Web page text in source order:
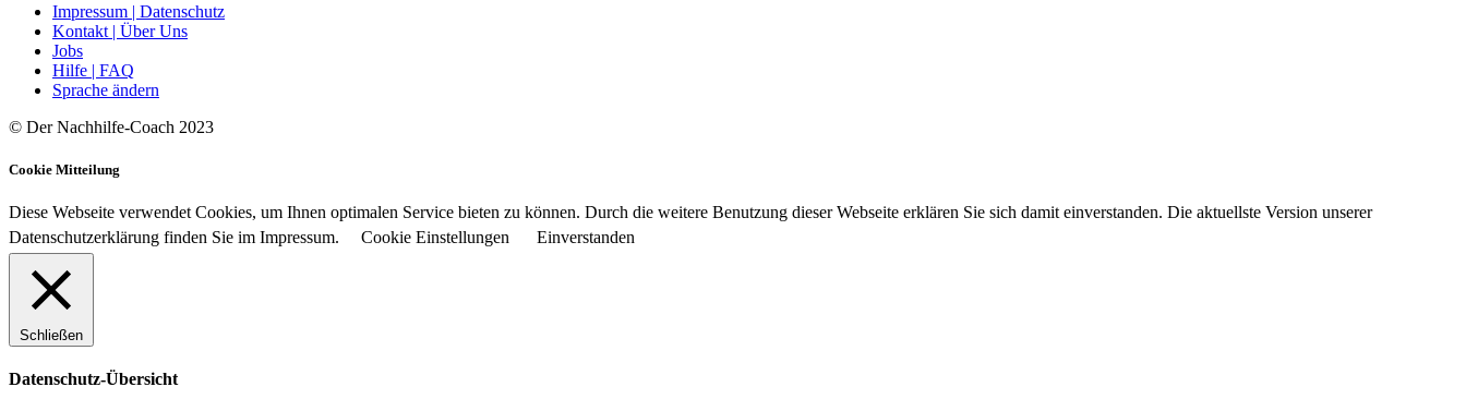
Impressum | Datenschutz
Kontakt | Über Uns
Jobs
Hilfe | FAQ
Sprache ändern
© Der Nachhilfe-Coach 2023
Cookie Mitteilung
Diese Webseite verwendet Cookies, um Ihnen optimalen Service bieten zu können. Durch die weitere Benutzung dieser Webseite erklären Sie sich damit einverstanden. Die aktuellste Version unserer
Datenschutzerklärung finden Sie im Impressum.
Cookie Einstellungen Einverstanden
Schließen
Datenschutz-Übersicht